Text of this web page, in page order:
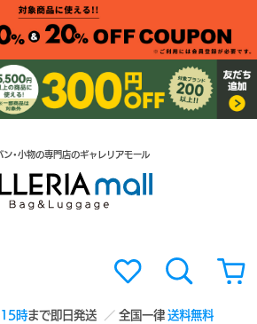
15時まで即日発送 全国一律送料無料
ン・小物の専門店のギャレリアモール